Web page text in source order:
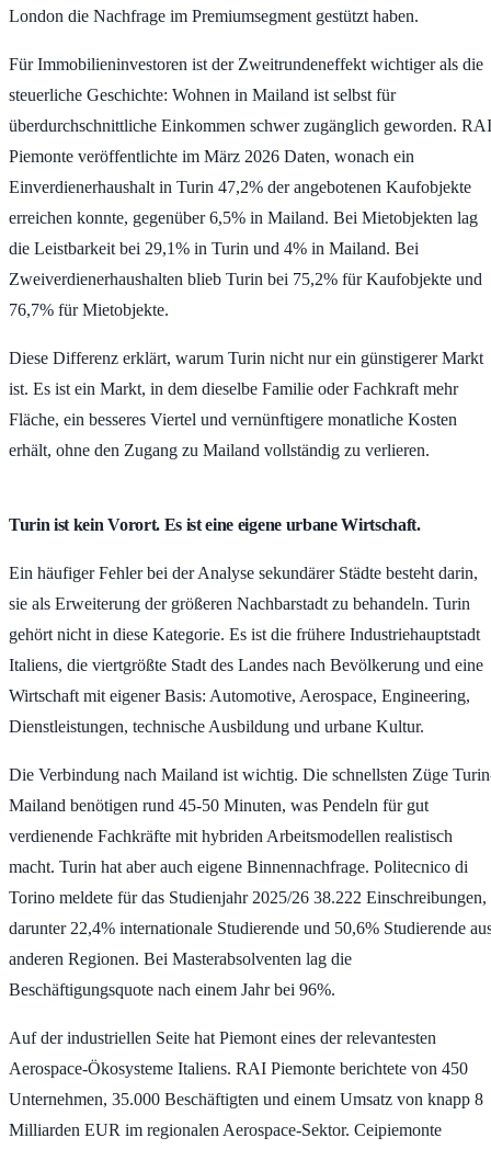
London die Nachfrage im Premiumsegment gestützt haben.
Für Immobilieninvestoren ist der Zweitrundeneffekt wichtiger als die
steuerliche Geschichte: Wohnen in Mailand ist selbst für
überdurchschnittliche Einkommen schwer zugänglich geworden. RAI
Piemonte veröffentlichte im März 2026 Daten, wonach ein
Einverdienerhaushalt in Turin 47,2% der angebotenen Kaufobjekte
erreichen konnte, gegenüber6,5% in Mailand. Bei Mietobjekten lag
die Leistbarkeit bei 29,1% in Turin und 4% in Mailand. Bei
Zweiverdienerhaushalten blieb Turin bei 75,2% für Kaufobjekte und
76,7% für Mietobjekte.
Diese Differenz erklärt, warum Turin nicht nur ein günstigerer Markt
ist. Es ist ein Markt, in dem dieselbe Familie oder Fachkraft mehr
Fläche, ein besseres Viertel und vernünftigere monatliche Kosten
erhält, ohne den Zugang zu Mailand vollständig zu verlieren.
Turin ist kein Vorort. Es ist eine eigene urbane Wirtschaft.
Ein häufiger Fehler bei der Analyse sekundärer Städte besteht darin,
sie als Erweiterung der größeren Nachbarstadt zu behandeln. Turin
gehört nicht in diese Kategorie. Es ist die frühere Industriehauptstadt
Italiens, die viertgrößte Stadt des Landes nach Bevölkerung und eine
Wirtschaft mit eigener Basis: Automotive, Aerospace, Engineering,
Dienstleistungen, technische Ausbildung und urbane Kultur.
Die Verbindung nach Mailand ist wichtig. Die schnellsten Züge
Mailand benötigen rund 45-50 Minuten, was Pendeln für gut
verdienende Fachkräfte mit hybriden Arbeitsmodellen realistisch
macht. Turin hat aber auch eigene Binnennachfrage. Politecnico di
Torino meldete für das Studienjahr 2025/26 38.222 Einschreibungen,
darunter 22,4% internationale Studierende und 50,6% Studierende
anderen Regionen. Bei Masterabsolventen lag die
Beschäftigungsquote nach einem Jahr bei 96%.
Auf der industriellen Seite hat Piemont eines der relevantesten
Aerospace-Ökosysteme Italiens. RAI Piemonte berichtete von 450
Unternehmen, 35.000 Beschäftigten und einem Umsatz von knapp 8
Milliarden EUR im regionalen Aerospace-Sektor. Ceipiemonte